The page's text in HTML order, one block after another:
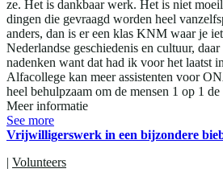
ze. Het is dankbaar werk. Het is niet
dingen die gevraagd worden heel
anders, dan is er een klas KNM waar je
Nederlandse geschiedenis en cultuur,
nadenken want dat had ik voor het laatst
Alfacollege kan meer assistenten voor
heel behulpzaam om de mensen 1 op 1
Meer informatie
See more
Vrijwilligerswerk in een bijzondere
| Volunteers